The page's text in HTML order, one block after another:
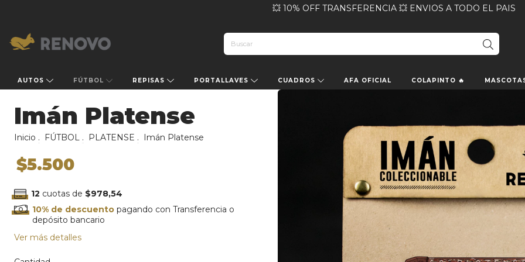
💥 10% OFF TRANSFERENCIA 💥 ENVIOS A TODO EL PAIS
AUTOS FÚTBOL REPISAS PORTALLAVES CUADROS AFA OFICIAL COLAPINTO 🔥
Imán Platense
Inicio . FÚTBOL . PLATENSE . Imán Platense
$5.500
12 cuotas de $978,54
10% de descuento pagando con Transferencia o
depósito bancario
Ver más detalles